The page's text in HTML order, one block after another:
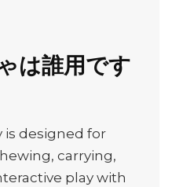
は誰用です
is designed for
carrying,
play with